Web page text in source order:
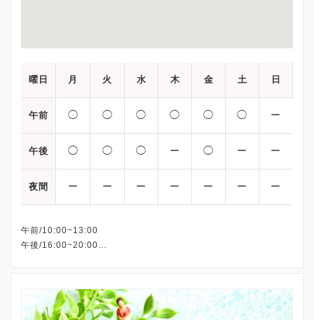
曜日 月 火 水 木 金 土 日
午前 ◯ ◯ ◯ ◯ ◯ ◯ ー
午後 ◯ ◯ ◯ ー ◯ ー ー
夜間 ー ー ー ー ー ー ー
午前/10:00~13:00
午後/16:00~20:00